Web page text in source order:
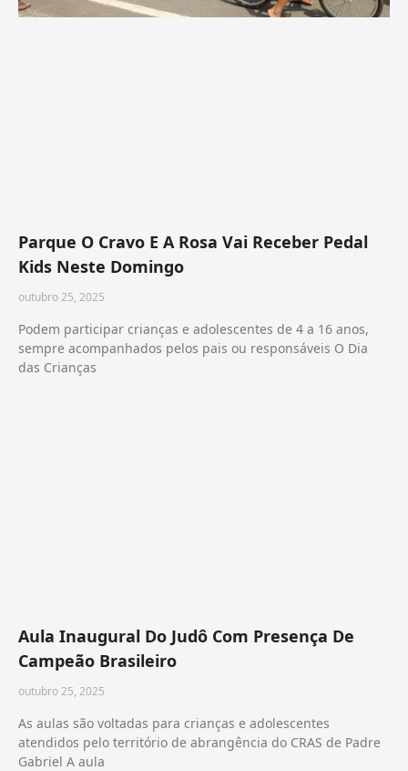
Parque O Cravo E A Rosa Vai Receber Pedal
Kids Neste Domingo
outubro 25, 2025
Podem participar crianças e adolescentes de 4 a 16 anos,
sempre acompanhados pelos pais ou responsáveis O Dia
das Crianças
Aula Inaugural Do Judô Com Presença De
Campeão Brasileiro
outubro 25, 2025
As aulas são voltadas para crianças e adolescentes
atendidos pelo território de abrangência do CRAS de Padre
Gabriel A aula